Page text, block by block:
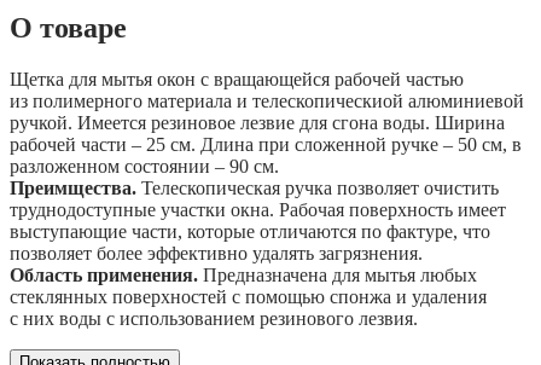
О товаре
Щетка для мытья окон с вращающейся рабочей частью
из полимерного материала и телескопическиой алюминиевой
ручкой. Имеется резиновое лезвие для сгона воды. Ширина
рабочей части – 25 см. Длина при сложенной ручке – 50 см, в
разложенном состоянии – 90 см.
Преимщества. Телескопическая ручка позволяет очистить
труднодоступные участки окна. Рабочая поверхность имеет
выступающие части, которые отличаются по фактуре, что
позволяет более эффективно удалять загрязнения.
Область применения. Предназначена для мытья любых
стеклянных поверхностей с помощью спонжа и удаления
с них воды с использованием резинового лезвия.